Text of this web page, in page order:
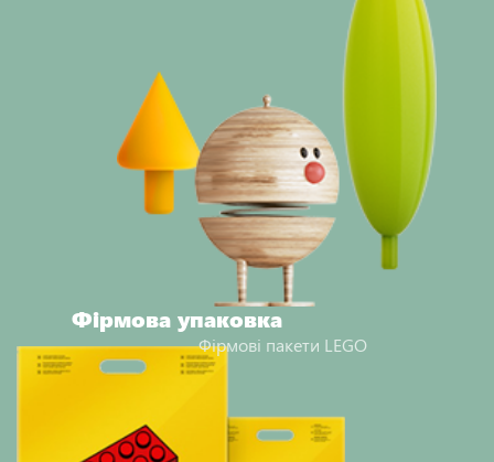
Фірмова упаковка
Фірмові пакети LEGO